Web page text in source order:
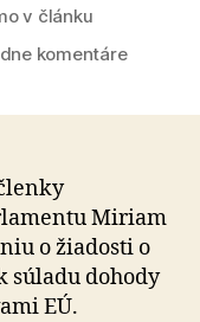
v článku
komentárena
je
dôležitá
pre
Miriam
o žiadosti o
súladu dohody
EÚ.